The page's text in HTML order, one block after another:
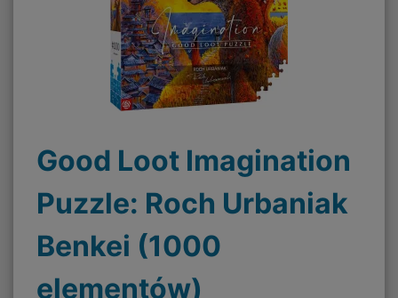
Good Loot Imagination
Puzzle: Roch Urbaniak
Benkei (1000
elementów)